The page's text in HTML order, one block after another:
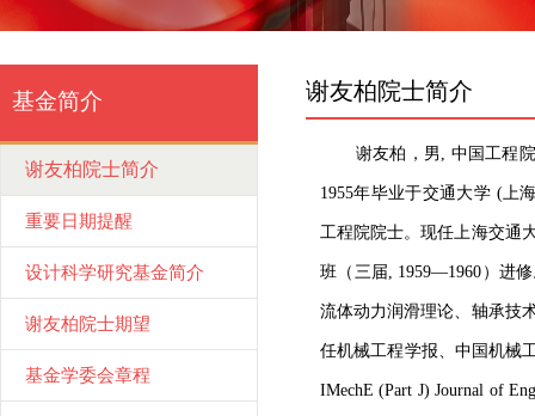
基金简介
谢友柏院士简介
重要日期提醒
设计科学研究基金简介
谢友柏院士期望
基金学委会章程
谢友柏院士简介
谢友柏，男, 中国工程院
1955年毕业于交通大学 (上
工程院院士。现任上海交通
班（三届, 1959—1960）进
流体动力润滑理论、轴承技
任机械工程学报、中国机械
IMechE (Part J) Journal of